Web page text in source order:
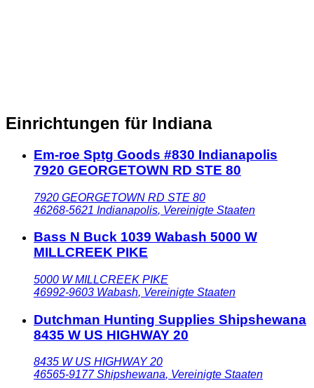
Einrichtungen für Indiana
Em-roe Sptg Goods #830 Indianapolis
7920 GEORGETOWN RD STE 80
7920 GEORGETOWN RD STE 80
46268-5621 Indianapolis, Vereinigte Staaten
Bass N Buck 1039 Wabash 5000 W
MILLCREEK PIKE
5000 W MILLCREEK PIKE
46992-9603 Wabash, Vereinigte Staaten
Dutchman Hunting Supplies Shipshewana
8435 W US HIGHWAY 20
8435 W US HIGHWAY 20
46565-9177 Shipshewana, Vereinigte Staaten